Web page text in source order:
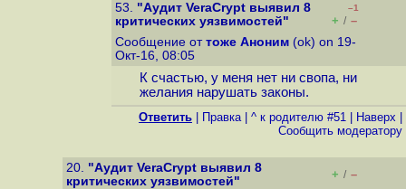
53. "Аудит VeraCrypt выявил 8
критических уязвимостей"
–1
+ / –
Сообщение от тоже Аноним (ok) on 19-
Окт-16, 08:05
К счастью, у меня нет ни свопа, ни
желания нарушать законы.
Ответить Правка| ^ к родителю #51 Наверх
Cообщить модератору
20. "Аудит VeraCrypt выявил 8
критических уязвимостей"
+ / –